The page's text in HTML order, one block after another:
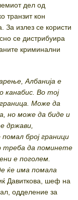
дел од
транзит кон
За излез се користи
се дистрибуира
криминални
Албанија е
канабис. Во тој
Може да
но може да биде и
држави,
помал број граници
треба да поминете
е поголем.
ќе има помала
Давиткова, шеф на
одделение за